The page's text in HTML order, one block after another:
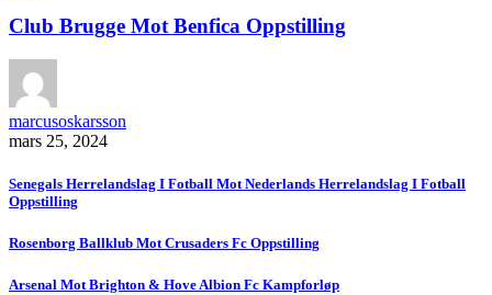
Club Brugge Mot Benfica Oppstilling
marcusoskarsson
mars 25, 2024
Senegals Herrelandslag I Fotball Mot Nederlands Herrelandslag I Fotball
Oppstilling
Rosenborg Ballklub Mot Crusaders Fc Oppstilling
Arsenal Mot Brighton & Hove Albion Fc Kampforløp